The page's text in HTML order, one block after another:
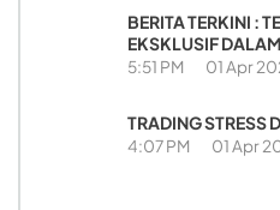
BERITA TERKINI :
EKSKLUSIF
5:51 PM 01 Apr
TRADING STRESS
4:07 PM 01 Apr